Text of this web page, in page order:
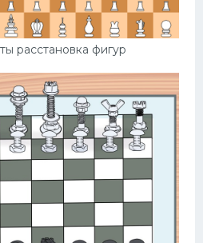
расстановка фигур